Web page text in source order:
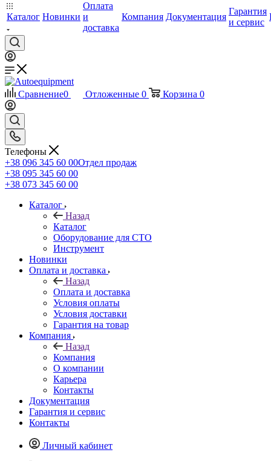
Каталог Новинки
Оплата
и
доставка
Компания Документация
Гарантия
и сервис
Сравнение0 Отложенные 0 Корзина 0
Телефоны
+38 096 345 60 00Отдел продаж
+38 095 345 60 00
+38 073 345 60 00
Каталог
Назад
Каталог
Оборудование для СТО
Инструмент
Новинки
Оплата и доставка
Назад
Оплата и доставка
Условия оплаты
Условия доставки
Гарантия на товар
Компания
Назад
Компания
О компании
Карьера
Контакты
Документация
Гарантия и сервис
Контакты
Личный кабинет